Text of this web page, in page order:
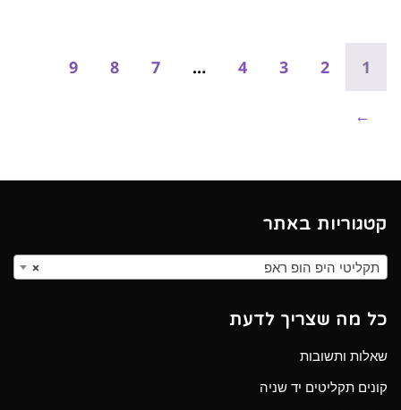
1
2
3
4
…
7
8
9
←
קטגוריות באתר
× תקליטי היפ הופ ראפ
כל מה שצריך לדעת
שאלות ותשובות
קונים תקליטים יד שניה